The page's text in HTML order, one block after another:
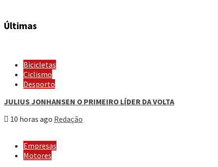
Últimas
Bicicletas
Ciclismo
Desporto
JULIUS JONHANSEN O PRIMEIRO LÍDER DA VOLTA
10 horas ago Redação
Empresas
Motores